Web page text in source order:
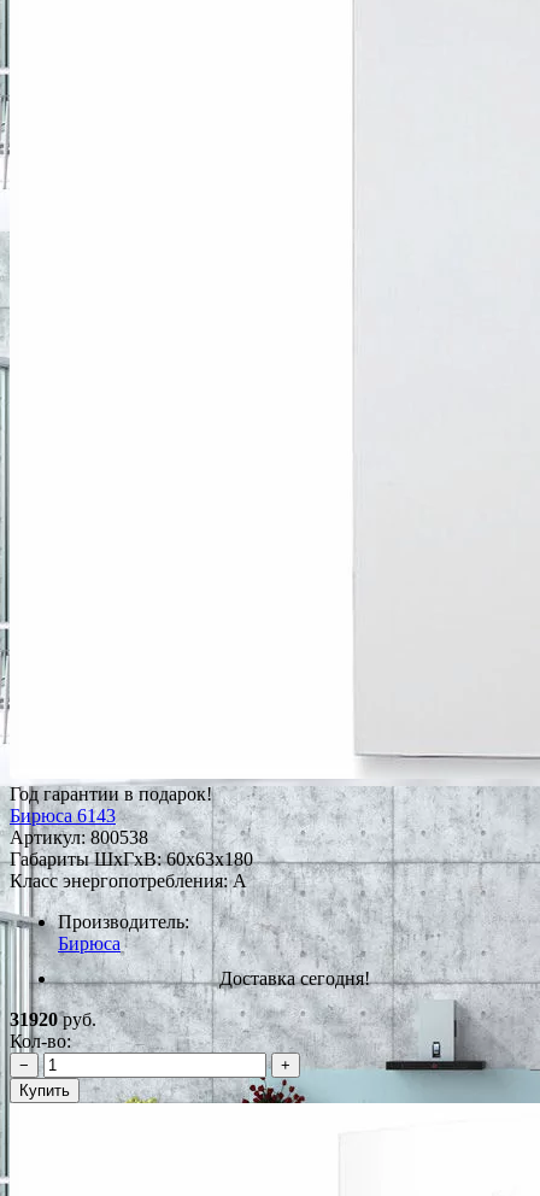
Год гарантии в подарок!
Бирюса 6143
Артикул:800538
Габариты ШxГxВ: 60x63x180
Класс энергопотребления: A
Производитель:
Бирюса
Доставка сегодня!
31920руб.
Кол-во:
−
+
Купить